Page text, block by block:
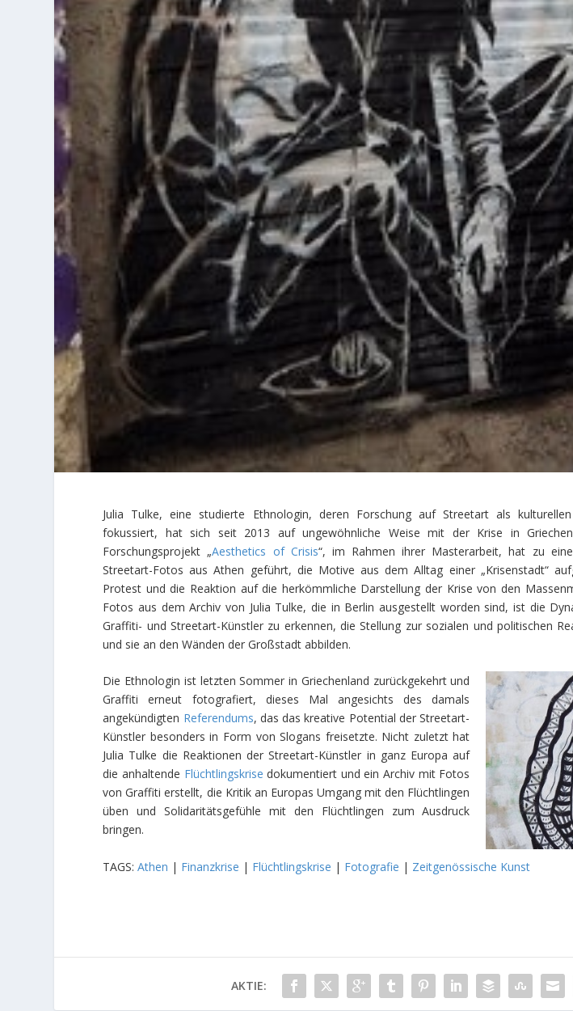
Julia Tulke, eine studierte Ethnologin, deren Forschung auf Streetart als
fokussiert, hat sich seit 2013 auf ungewöhnliche Weise mit der Krise in
Forschungsprojekt „Aesthetics of Crisis“, im Rahmen ihrer Masterarbeit, hat zu
Streetart-Fotos aus Athen geführt, die Motive aus dem Alltag einer „Krisenstadt“
Protest und die Reaktion auf die herkömmliche Darstellung der Krise von den
Fotos aus dem Archiv von Julia Tulke, die in Berlin ausgestellt worden sind, ist die
Graffiti- und Streetart-Künstler zu erkennen, die Stellung zur sozialen und politischen
und sie an den Wänden der Großstadt abbilden.
Die Ethnologin ist letzten Sommer in Griechenland zurückgekehrt und
Graffiti erneut fotografiert, dieses Mal angesichts des damals
angekündigten Referendums, das das kreative Potential der Streetart-
Künstler besonders in Form von Slogans freisetzte. Nicht zuletzt hat
Julia Tulke die Reaktionen der Streetart-Künstler in ganz Europa auf
die anhaltende Flüchtlingskrise dokumentiert und ein Archiv mit Fotos
von Graffiti erstellt, die Kritik an Europas Umgang mit den Flüchtlingen
üben und Solidaritätsgefühle mit den Flüchtlingen zum Ausdruck
bringen.
TAGS:Athen | Finanzkrise | Flüchtlingskrise | Fotografie | Zeitgenössische Kunst
AKTIE: